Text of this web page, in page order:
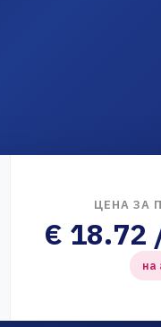
ЦЕНА ЗА
€ 18.72
на